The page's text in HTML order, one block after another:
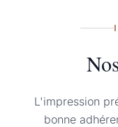
L'impression
bonne